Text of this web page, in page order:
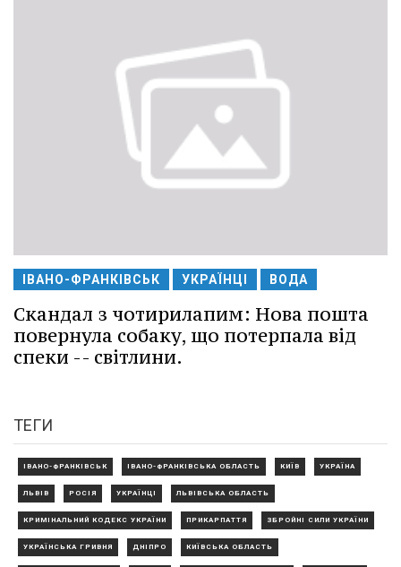
ІВАНО-ФРАНКІВСЬК УКРАЇНЦІ ВОДА
Скандал з чотирилапим: Нова пошта
повернула собаку, що потерпала від
спеки -- світлини.
ТЕГИ
ІВАНО-ФРАНКІВСЬК ІВАНО-ФРАНКІВСЬКА ОБЛАСТЬ КИЇВ УКРАЇНА
ЛЬВІВ РОСІЯ УКРАЇНЦІ ЛЬВІВСЬКА ОБЛАСТЬ
КРИМІНАЛЬНИЙ КОДЕКС УКРАЇНИ ПРИКАРПАТТЯ ЗБРОЙНІ СИЛИ УКРАЇНИ
УКРАЇНСЬКА ГРИВНЯ ДНІПРО КИЇВСЬКА ОБЛАСТЬ